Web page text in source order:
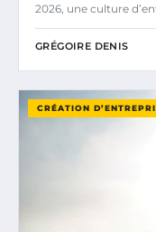
2026, une culture
GRÉGOIRE DENIS
CRÉATION